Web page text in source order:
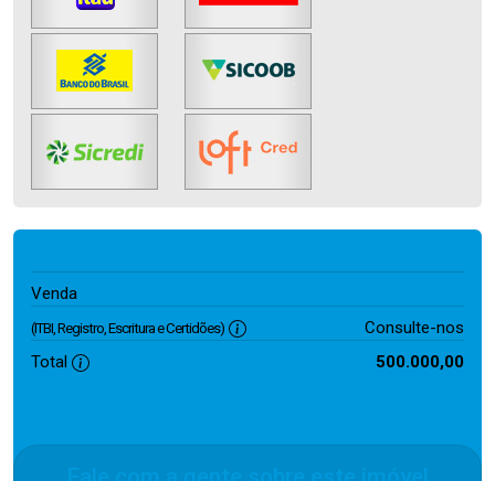
Venda
(ITBI, Registro, Escritura e Certidões)
Consulte-nos
Total
500.000,00